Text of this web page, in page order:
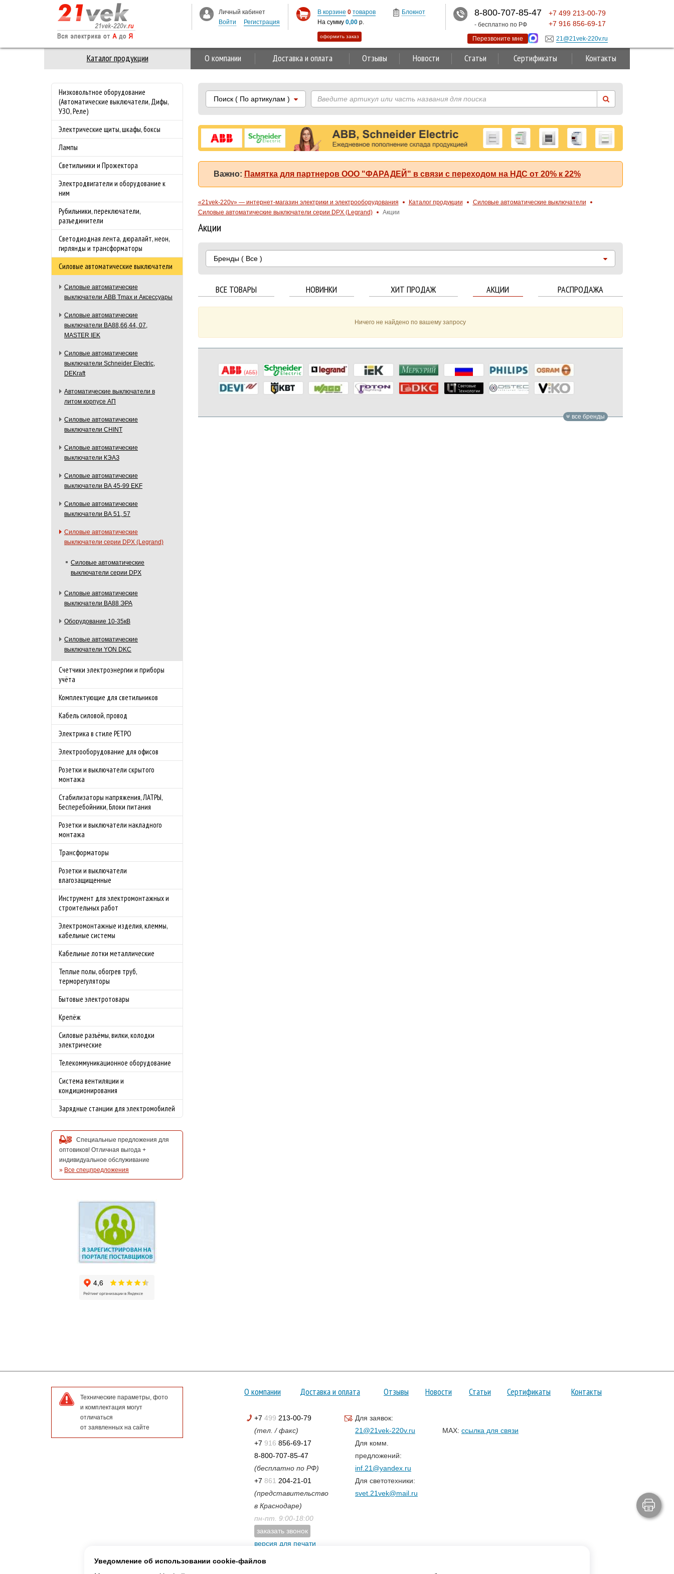
Каталог продукции О компании Доставка и оплата Отзывы Новости Статьи Сертификаты Контакты
Низковольтное оборудование
(Автоматические выключатели, Дифы,
УЗО, Реле)
Электрические щиты, шкафы, боксы
Лампы
Светильники и Прожектора
Электродвигатели и оборудование к
ним
Рубильники, переключатели,
разъединители
Светодиодная лента, дюралайт, неон,
гирлянды и трансформаторы
Силовые автоматические выключатели
Силовые автоматические
выключатели ABB Tmax и Аксессуары
Силовые автоматические
выключатели ВА88,66,44, 07,
MASTER IEK
Силовые автоматические
выключатели Schneider Electric,
DEKraft
Автоматические выключатели в
литом корпусе АП
Силовые автоматические
выключатели CHINT
Силовые автоматические
выключатели КЭАЗ
Силовые автоматические
выключатели ВА 45-99 EKF
Силовые автоматические
выключатели ВА 51, 57
Силовые автоматические
выключатели серии DPX (Legrand)
Силовые автоматические
выключатели серии DPX
Силовые автоматические
выключатели ВА88 ЭРА
Оборудование 10-35кВ
Силовые автоматические
выключатели YON DKC
Счетчики электроэнергии и приборы
учёта
Комплектующие для светильников
Кабель силовой, провод
Электрика в стиле РЕТРО
Электрооборудование для офисов
Розетки и выключатели скрытого
монтажа
Стабилизаторы напряжения, ЛАТРЫ,
Бесперебойники, Блоки питания
Розетки и выключатели накладного
монтажа
Трансформаторы
Розетки и выключатели
влагозащищенные
Инструмент для электромонтажных и
строительных работ
Электромонтажные изделия, клеммы,
кабельные системы
Кабельные лотки металлические
Теплые полы, обогрев труб,
терморегуляторы
Бытовые электротовары
Крепёж
Силовые разъёмы, вилки, колодки
электрические
Телекоммуникационное оборудование
Система вентиляции и
кондиционирования
Зарядные станции для электромобилей
Специальные предложения для
оптовиков! Отличная выгода +
индивидуальное обслуживание
» Все спецпредложения
Поиск( По артикулам )
Важно: Памятка для партнеров ООО "ФАРАДЕЙ" в связи с переходом на НДС от 20% к 22%
«21vek-220v» — интернет-магазин электрики и электрооборудования Каталог продукции
Силовые автоматические выключатели
Силовые автоматические выключатели серии DPX (Legrand)
Акции
Акции
Бренды( Все )
ВСЕ ТОВАРЫ НОВИНКИ ХИТ ПРОДАЖ АКЦИИ РАСПРОДАЖА
Ничего не найдено по вашему запросу
все бренды
Технические параметры, фото
и комплектация могут
отличаться
от заявленных на сайте
О компании Доставка и оплата Отзывы Новости Статьи Сертификаты Контакты
+7 499 213-00-79
(тел. / факс)
+7 916 856-69-17
8-800-707-85-47
(бесплатно по РФ)
+7 861 204-21-01
(представительство
в Краснодаре)
пн-пт. 9:00-18:00
заказать звонок
версия для печати
Для заявок:
21@21vek-220v.ru
Для комм.
предложений:
inf.21@yandex.ru
Для светотехники:
svet.21vek@mail.ru
MAX: ссылка для связи
Уведомление об использовании cookie-файлов
Личный кабинет
Войти
Регистрация
В корзине 0 товаров
На сумму 0,00 р.
оформить заказ
Блокнот 8-800-707-85-47
- бесплатно по РФ
+7 499 213-00-79
+7 916 856-69-17
Перезвоните мне 21@21vek-220v.ru